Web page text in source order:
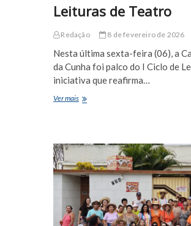
forró
ginga
Leituras de Teatro
Redação 8 de fevereiro de 2026
Nesta última sexta-feira (06), a
da Cunha foi palco do I Ciclo de
iniciativa que reafirma…
Ver maisCasa
Ciclo
de
Leituras
de
Teatro